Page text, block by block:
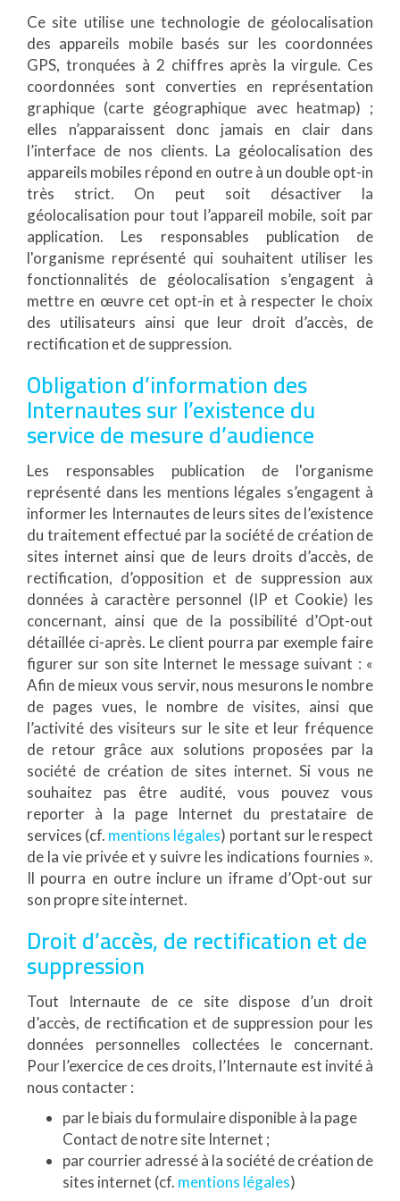
Ce site utilise une technologie de géolocalisation
des appareils mobile basés sur les coordonnées
GPS, tronquées à 2 chiffres après la virgule. Ces
coordonnées sont converties en représentation
graphique (carte géographique avec heatmap) ;
elles n’apparaissent donc jamais en clair dans
l’interface de nos clients. La géolocalisation des
appareils mobiles répond en outre à un double opt-in
très strict. On peut soit désactiver la
géolocalisation pour tout l’appareil mobile, soit par
application. Les responsables publication de
l'organisme représenté qui souhaitent utiliser les
fonctionnalités de géolocalisation s’engagent à
mettre en œuvre cet opt-in et à respecter le choix
des utilisateurs ainsi que leur droit d’accès, de
rectification et de suppression.
Obligation d’information des
Internautes sur l’existence du
service de mesure d’audience
Les responsables publication de l'organisme
représenté dans les mentions légales s’engagent à
informer les Internautes de leurs sites de l’existence
du traitement effectué par la société de création de
sites internet ainsi que de leurs droits d’accès, de
rectification, d’opposition et de suppression aux
données à caractère personnel (IP et Cookie) les
concernant, ainsi que de la possibilité d’Opt-out
détaillée ci-après. Le client pourra par exemple faire
figurer sur son site Internet le message suivant : «
Afin de mieux vous servir, nous mesurons le nombre
de pages vues, le nombre de visites, ainsi que
l’activité des visiteurs sur le site et leur fréquence
de retour grâce aux solutions proposées par la
société de création de sites internet. Si vous ne
souhaitez pas être audité, vous pouvez vous
reporter à la page Internet du prestataire de
services (cf. mentions légales) portant sur le respect
de la vie privée et y suivre les indications fournies ».
Il pourra en outre inclure un iframe d’Opt-out sur
son propre site internet.
Droit d’accès, de rectification et de
suppression
Tout Internaute de ce site dispose d’un droit
d’accès, de rectification et de suppression pour les
données personnelles collectées le concernant.
Pour l’exercice de ces droits, l’Internaute est invité à
nous contacter :
par le biais du formulaire disponible à la page
Contact de notre site Internet ;
par courrier adressé à la société de création de
sites internet (cf. mentions légales)